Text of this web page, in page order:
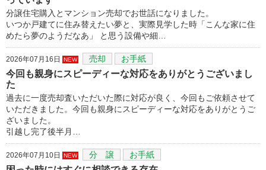
分譲住宅購入とマンション売却でお世話になりました。
いつか戸建てに住み替えたい夢と、実際見学した時「こんな家に住
めたら夢のようだなあ」 と思う設備や細…
2026年07月16日 NEW 売却 お手紙
今回も親身にスピーディーな対応をありがとうございまし
た
過去に一度売却査いただいた際に対応が良く、今回もご依頼させて
いただきました。今回も親身にスピーディーな対応をありがとうご
ざいました。
引越し完了後半月…
2026年07月10日 NEW 分 譲 お手紙